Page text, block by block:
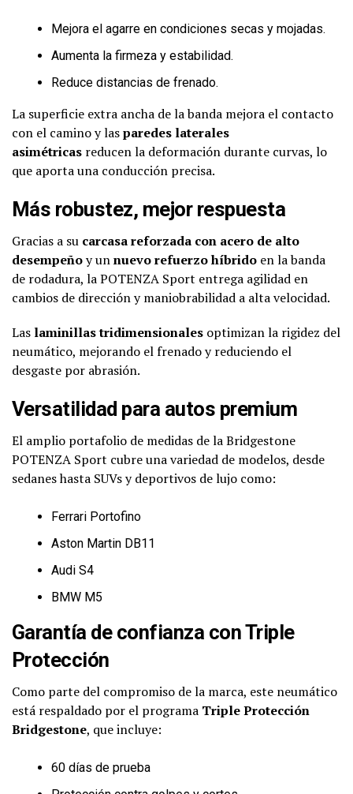
Mejora el agarre en condiciones secas y mojadas.
Aumenta la firmeza y estabilidad.
Reduce distancias de frenado.
La superficie extra ancha de la banda mejora el contacto
con el camino y lasparedes laterales
asimétricas reducen la deformación durante curvas, lo
que aporta una conducción precisa.
Más robustez, mejor respuesta
Gracias a su carcasa reforzada con acero de alto
desempeñoy unnuevo refuerzo híbrido en la banda
de rodadura, la POTENZA Sport entrega agilidad en
cambios de dirección y maniobrabilidad a alta velocidad.
Las laminillas tridimensionales optimizan la rigidez del
neumático, mejorando el frenado y reduciendo el
desgaste por abrasión.
Versatilidad para autos premium
El amplio portafolio de medidas de la Bridgestone
POTENZA Sport cubre una variedad de modelos, desde
sedanes hasta SUVs y deportivos de lujo como:
Ferrari Portofino
Aston Martin DB11
Audi S4
BMW M5
Garantía de confianza con Triple
Protección
Como parte del compromiso de la marca, este neumático
está respaldado por el programa Triple Protección
Bridgestone, que incluye:
60 días de prueba